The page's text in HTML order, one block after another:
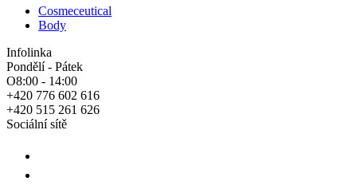
Cosmeceutical
Body
Infolinka
Pondělí - Pátek
O8:00 - 14:00
+420 776 602 616
+420 515 261 626
Sociální sítě